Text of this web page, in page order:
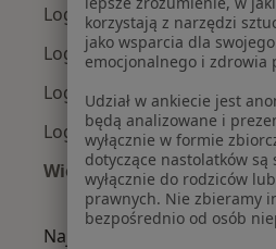
Logopedzi w Gliwicach
Logopedzi w Chorzowie
Logopedzi w Sosnowcu
Logopedzi w Dąbrowie
Więcej (14)
Więcej w kategorii: W
Najczęście leczone choroby
korzystają z narzędzi
jako wsparcia dla
emocjonalnego i zdrowia
Udział w ankiecie jest
będą analizowane i
wyłącznie w formie
dotyczące nastolatków są
wyłącznie do rodziców
prawnych. Nie zbieramy
bezpośrednio od osób